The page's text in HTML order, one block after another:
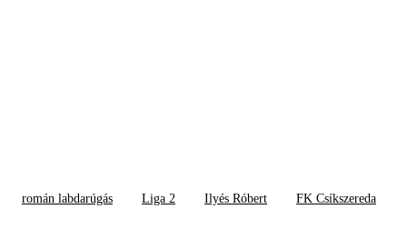
román labdarúgás Liga 2 Ilyés Róbert FK Csíkszereda